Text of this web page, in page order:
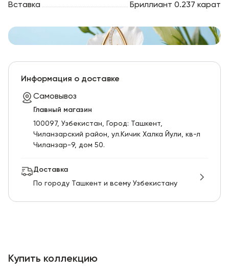
Вставка Бриллиант 0.237 карат
Информация о доставке
Самовывоз
Главный магазин
100097, Узбекистан, Город: Ташкент,
Чиланзарский pайон, ул.Кичик Халка Йули, кв-л
Чиланзар-9, дом 50.
Доставка
По городу Ташкент и всему Узбекистану
Купить коллекцию